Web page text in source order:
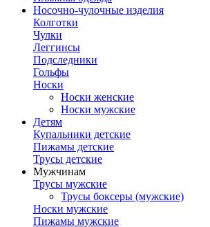
Носочно-чулочные изделия
Колготки
Чулки
Леггинсы
Подследники
Гольфы
Носки
Носки женские
Носки мужские
Детям
Купальники детские
Пижамы детские
Трусы детские
Мужчинам
Трусы мужские
Трусы боксеры (мужские)
Носки мужские
Пижамы мужские